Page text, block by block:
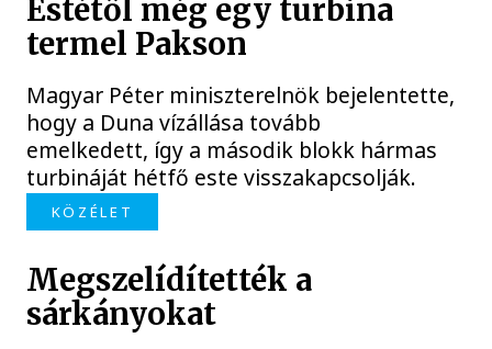
Estétől még egy turbina
termel Pakson
Magyar Péter miniszterelnök bejelentette,
hogy a Duna vízállása tovább
emelkedett, így a második blokk hármas
turbináját hétfő este visszakapcsolják.
KÖZÉLET
Megszelídítették a
sárkányokat